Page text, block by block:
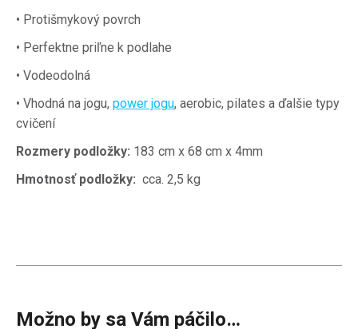
• Protišmykový povrch
• Perfektne priľne k podlahe
• Vodeodolná
• Vhodná na jogu, power jogu, aerobic, pilates a ďalšie typy
cvičení
Rozmery podložky: 183 cm x 68 cm x 4mm
Hmotnosť podložky: cca. 2,5 kg
Možno by sa Vám páčilo…